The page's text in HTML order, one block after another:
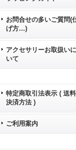
お問合せの多いご質問(
げ方…)
アクセサリーお取扱い
いて
特定商取引法表示 ( 送料
決済方法 )
ご利用案内